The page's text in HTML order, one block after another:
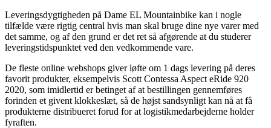
Leveringsdygtigheden på Dame EL Mountainbike kan i nogle
tilfælde være rigtig central hvis man skal bruge dine nye varer med
det samme, og af den grund er det ret så afgørende at du studerer
leveringstidspunktet ved den vedkommende vare.
De fleste online webshops giver løfte om 1 dags levering på deres
favorit produkter, eksempelvis Scott Contessa Aspect eRide 920
2020, som imidlertid er betinget af at bestillingen gennemføres
forinden et givent klokkeslæt, så de højst sandsynligt kan nå at få
produkterne distribueret forud for at logistikmedarbejderne holder
fyraften.